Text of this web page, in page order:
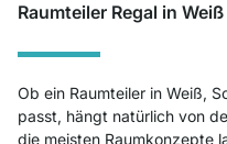
Raumteiler Regal in
Ob ein Raumteiler in Weiß,
passt, hängt natürlich von
die meisten Raumkonzepte